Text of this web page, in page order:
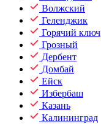
Волжский
Геленджик
Горячий ключ
Грозный
Дербент
Домбай
Ейск
Избербаш
Казань
Калининград